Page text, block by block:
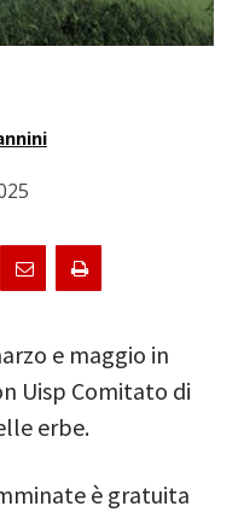
e maggio in
Uisp Comitato di
erbe.
è gratuita